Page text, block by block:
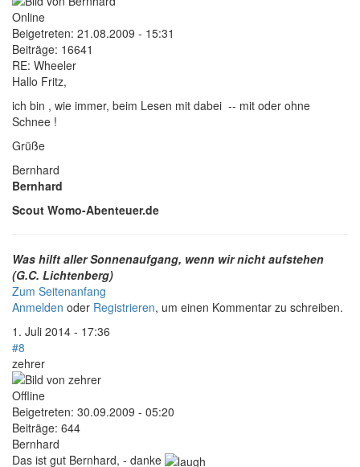
Online
Beigetreten: 21.08.2009 - 15:31
Beiträge: 16641
RE: Wheeler
Hallo Fritz,
ich bin , wie immer, beim Lesen mit dabei -- mit oder ohne
Schnee !
Grüße
Bernhard
Bernhard
Scout Womo-Abenteuer.de
Was hilft aller Sonnenaufgang, wenn wir nicht aufstehen
(G.C. Lichtenberg)
Zum Seitenanfang
Anmelden oder Registrieren, um einen Kommentar zu schreiben.
1. Juli 2014 - 17:36
#8
zehrer
Offline
Beigetreten: 30.09.2009 - 05:20
Beiträge: 644
Bernhard
Das ist gut Bernhard, - danke